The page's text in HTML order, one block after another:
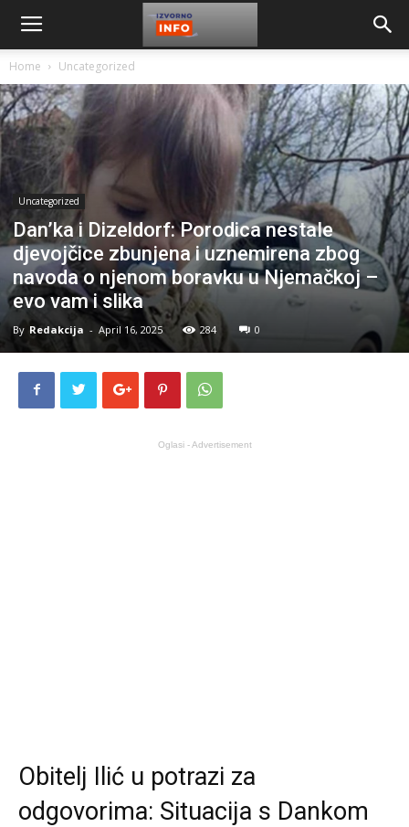
Home Uncategorized
Uncategorized
Dan’ka i Dizeldorf: Porodica nestaIe
djevojčice zbunjena i uznemirena zbog
navoda o njenom boravku u Njemačkoj –
evo vam i slika
By Redakcija - April 16, 2025 284 0
Oglasi - Advertisement
Obitelj Ilić u potrazi za
odgovorima: Situacija s Dankom